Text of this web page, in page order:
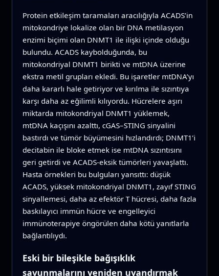
Protein etkileşim taramaları aracılığıyla ACADS’in
mitokondriye lokalize olan bir DNA metilasyon
enzimi biçimi olan DNMT1 ile ilişki içinde olduğu
bulundu. ACADS kaybolduğunda, bu
mitokondriyal DNMT1 birikti ve mtDNA üzerine
ekstra metil grupları ekledi. Bu işaretler mtDNA’yı
daha kararlı hale getiriyor ve kırılma ile sızıntıya
karşı daha az eğilimli kılıyordu. Hücrelere aşırı
miktarda mitokondriyal DNMT1 yüklemek,
mtDNA kaçışını azalttı, cGAS–STING sinyalini
bastırdı ve tümör büyümesini hızlandırdı; DNMT1’i
decitabin ile bloke etmek ise mtDNA sızıntısını
geri getirdi ve ACADS-eksik tümörleri yavaşlattı.
Hasta örnekleri bu bulguları yansıttı: düşük
ACADS, yüksek mitokondriyal DNMT1, zayıf STING
sinyallemesi, daha az efektör T hücresi, daha fazla
baskılayıcı immün hücre ve engelleyici
immünoterapiye öngörülen daha kötü yanıtlarla
bağlantılıydı.
Eski bir bileşikle bağışıklık
savunmalarını yeniden uyandırmak